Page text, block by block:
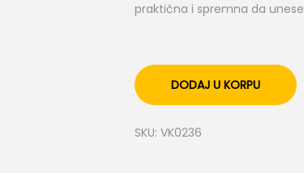
praktična i spremna da
DODAJ U KORPU
SKU: VK0236